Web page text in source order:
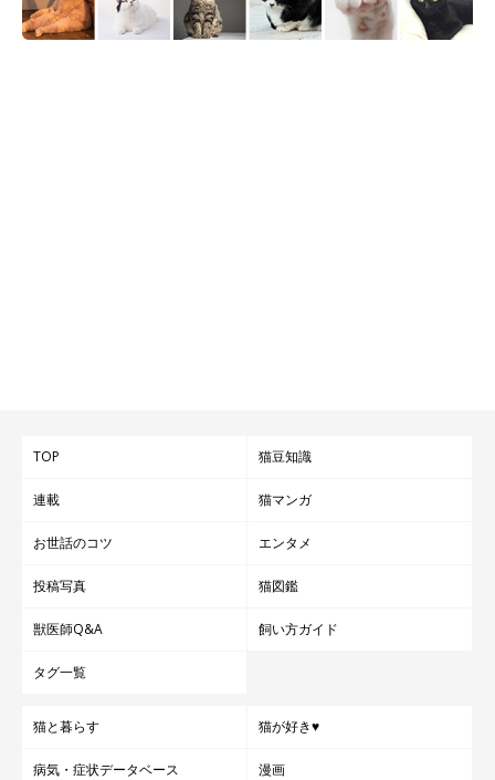
TOP 猫豆知識
連載 猫マンガ
お世話のコツ エンタメ
投稿写真 猫図鑑
獣医師Q&A 飼い方ガイド
タグ一覧
猫と暮らす 猫が好き♥
病気・症状データベース 漫画